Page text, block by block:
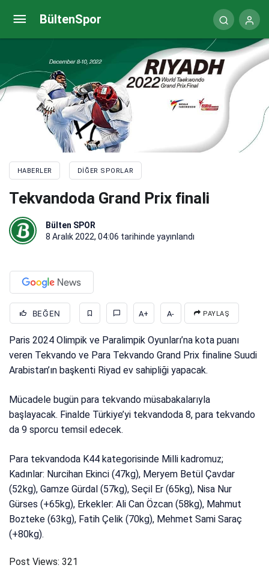
BültenSpor
HABERLER DIĞER SPORLAR
Tekvandoda Grand Prix finali
Bülten SPOR
8 Aralık 2022, 04:06 tarihinde yayınlandı
BEĞEN A+ A- PAYLAŞ
Paris 2024 Olimpik ve Paralimpik Oyunları’na kota puanı
veren Tekvando ve Para Tekvando Grand Prix finaline Suudi
Arabistan’ın başkenti Riyad ev sahipliği yapacak.
Mücadele bugün para tekvando müsabakalarıyla
başlayacak. Finalde Türkiye’yi tekvandoda 8, para tekvando
da 9 sporcu temsil edecek.
Para tekvandoda K44 kategorisinde Milli kadromuz;
Kadınlar: Nurcihan Ekinci (47kg), Meryem Betül Çavdar
(52kg), Gamze Gürdal (57kg), Seçil Er (65kg), Nisa Nur
Gürses (+65kg), Erkekler: Ali Can Özcan (58kg), Mahmut
Bozteke (63kg), Fatih Çelik (70kg), Mehmet Sami Saraç
(+80kg).
Post Views: 321
Bakan Kasapoğlu: ‘Son 4 senede sporcularımız, 19